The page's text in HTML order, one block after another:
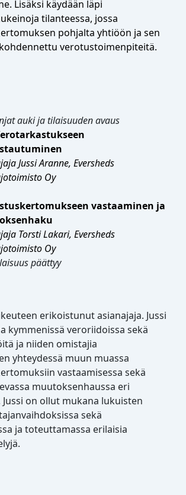
Lisäksi käydään läpi
tilanteessa, jossa
pohjalta yhtiöön ja sen
verotustoimenpiteitä.
auki ja tilaisuuden avaus
Jussi Aranne, Eversheds
Oy
vastaaminen ja
Torsti Lakari, Eversheds
Oy
päättyy
erikoistunut asianajaja. Jussi
kymmenissä veroriidoissa sekä
ja niiden omistajia
yhteydessä muun muassa
vastaamisessa sekä
muutoksenhaussa eri
Jussi on ollut mukana lukuisten
sekä
ja toteuttamassa erilaisia